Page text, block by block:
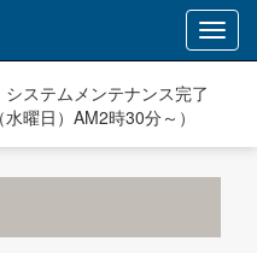
ステムメンテナンス完了
曜日）AM2時30分～）